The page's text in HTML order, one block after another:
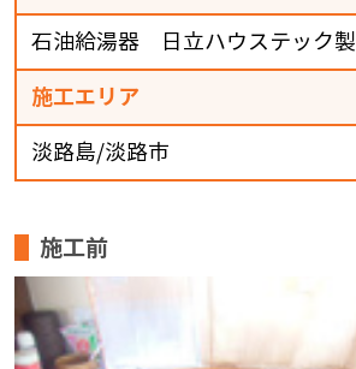
石油給湯器 日立ハウステック製
施工エリア
淡路島/淡路市
施工前